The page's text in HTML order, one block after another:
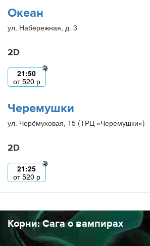
Океан
ул. Набережная, д. 3
2D
21:50
от520 р
Черемушки
ул. Черёмуховая, 15 (ТРЦ «Черемушки»)
2D
21:25
от520 р
Корни: Сага о вампирах